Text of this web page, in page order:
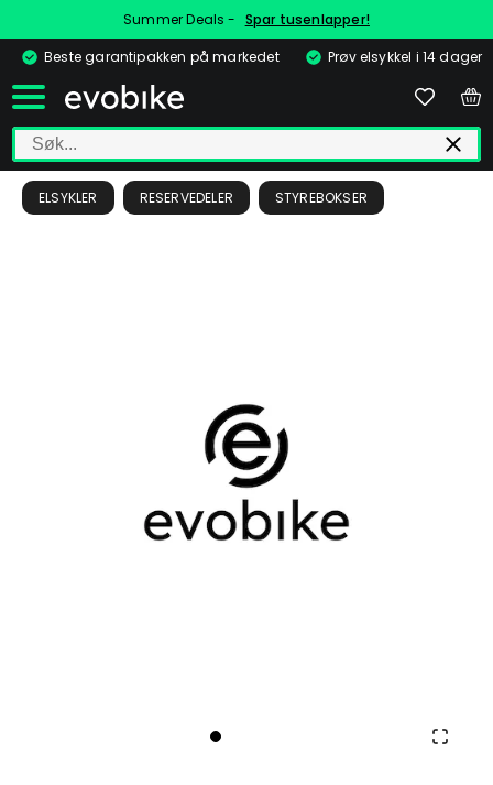
Summer Deals - Spar tusenlapper!
Beste garantipakken på markedet
Prøv elsykkel i 14 dager
ELSYKLER RESERVEDELER STYREBOKSER